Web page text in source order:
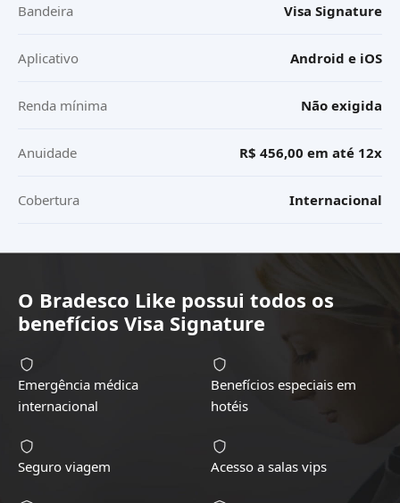
Bandeira Visa Signature
Aplicativo Android e iOS
Renda mínima Não exigida
Anuidade R$ 456,00 em até 12x
Cobertura Internacional
O Bradesco Like possui todos os
benefícios Visa Signature
Emergência médica
internacional
Benefícios especiais em
hotéis
Seguro viagem Acesso a salas vips